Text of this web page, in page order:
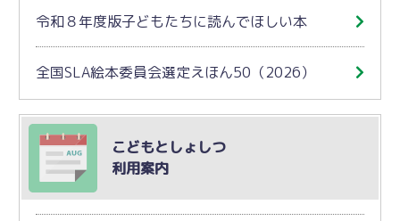
令和８年度版子どもたちに読んでほしい本
全国SLA絵本委員会選定えほん50（2026）
こどもとしょしつ
利用案内